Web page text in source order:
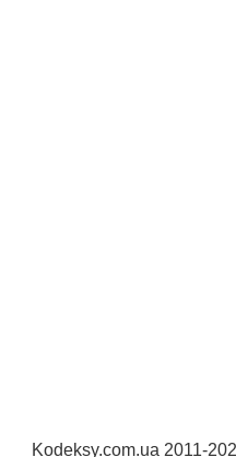
Kodeksy.com.ua 2011-